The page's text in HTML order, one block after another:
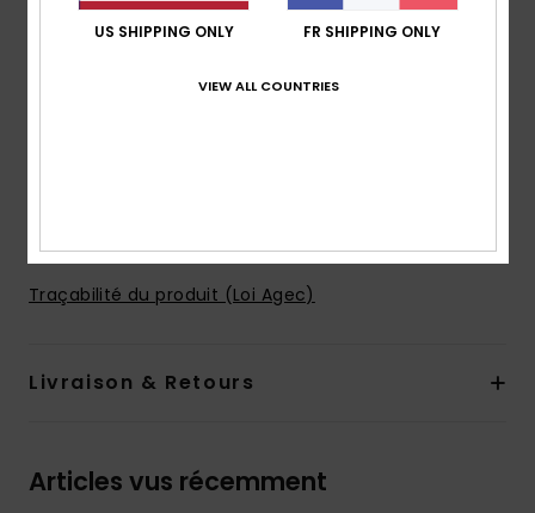
à l'avant
Composition70% polyester, 30% polyester recyclé
Traçabilité du produit (Loi Agec)
Livraison & Retours
Articles vus récemment
US SHIPPING ONLY FR SHIPPING ONLY
VIEW ALL COUNTRIES